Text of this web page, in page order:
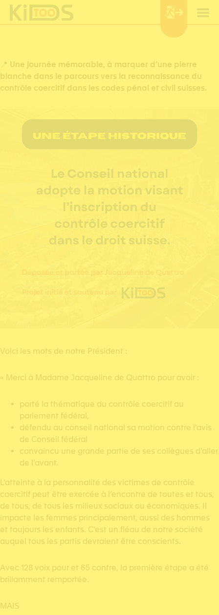
📍 Une journée mémorable, à marquer d’une pierre
blanche dans le parcours vers la reconnaissance du
contrôle coercitif dans les codes pénal et civil suisses.
Voici les mots de notre Président :
« Merci à Madame Jacqueline de Quattro pour avoir :
porté la thématique du contrôle coercitif au
parlement fédéral,
défendu au conseil national sa motion contre l’avis
de Conseil fédéral
convaincu une grande partie de ses collègues d’aller
de l’avant.
L’atteinte à la personnalité des victimes de contrôle
coercitif peut être exercée à l’encontre de toutes et tous,
de tous, de tous les milieux sociaux ou économiques. Il
impacte les femmes principalement, aussi des hommes
et toujours les enfants. C’est un fléau de notre société
auquel tous les partis devraient être conscients.
Avec 128 voix pour et 65 contre, la première étape a été
brillamment remportée.
MAIS
Panneau de gestion des cookies